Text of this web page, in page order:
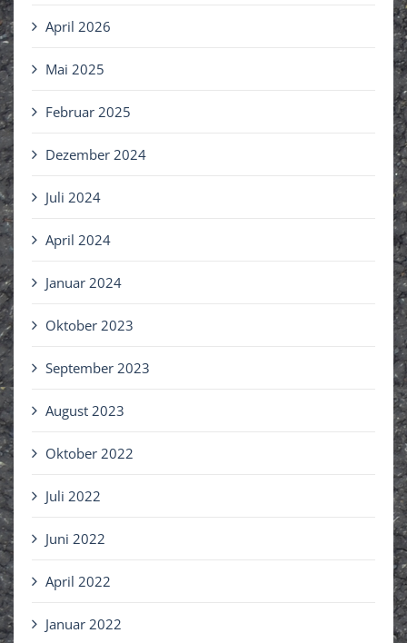
April 2026
Mai 2025
Februar 2025
Dezember 2024
Juli 2024
April 2024
Januar 2024
Oktober 2023
September 2023
August 2023
Oktober 2022
Juli 2022
Juni 2022
April 2022
Januar 2022